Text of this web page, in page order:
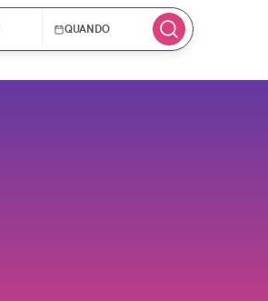
QUANDO